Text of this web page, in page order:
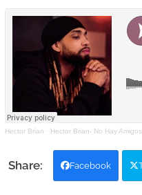
Hector Brian · Hector Brian- No Hay
Facebook